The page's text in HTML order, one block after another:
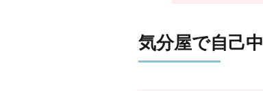
気分屋で自己中